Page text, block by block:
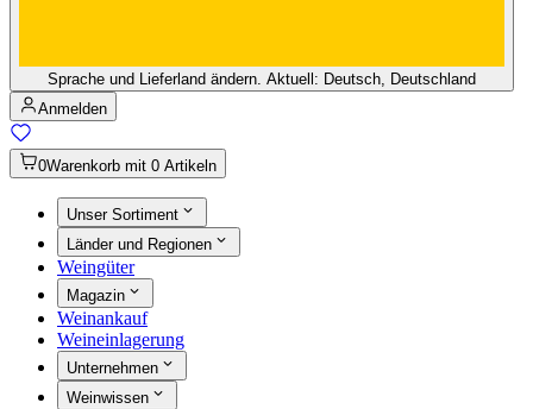
Sprache und Lieferland ändern. Aktuell: Deutsch, Deutschland
Anmelden
0Warenkorb mit 0 Artikeln
Unser Sortiment
Länder und Regionen
Weingüter
Magazin
Weinankauf
Weineinlagerung
Unternehmen
Weinwissen